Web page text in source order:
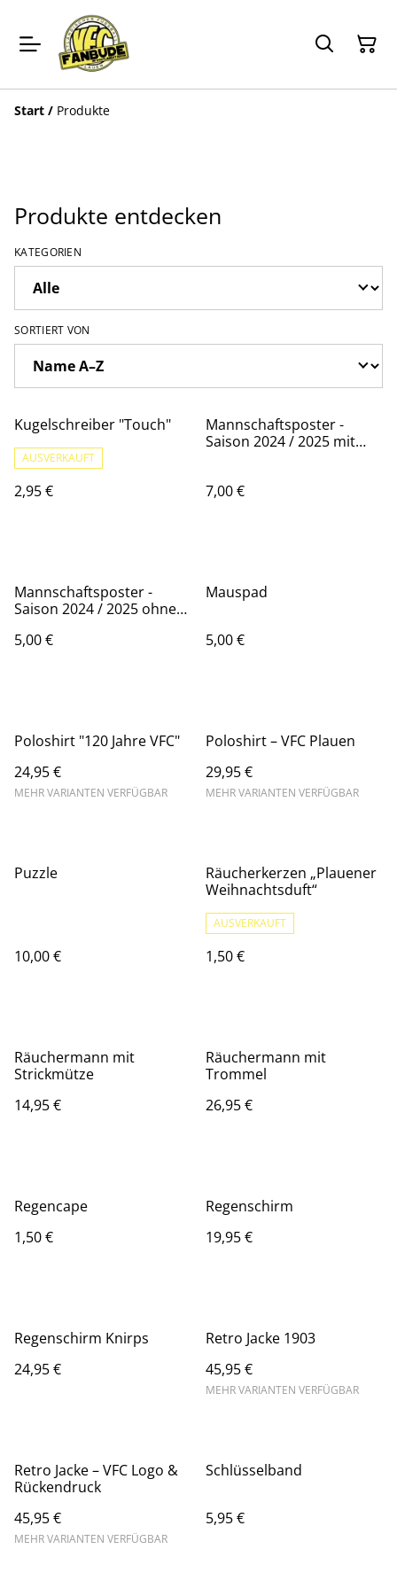
Start / Produkte
Produkte entdecken
KATEGORIEN
SORTIERT VON
Kugelschreiber "Touch"
AUSVERKAUFT
2,95 €
Mannschaftsposter -
Saison 2024 / 2025 mit
7,00 €
Mannschaftsposter -
Saison 2024 / 2025 ohne
5,00 €
Mauspad
5,00 €
Poloshirt "120 Jahre VFC"
24,95 €
MEHR VARIANTEN VERFÜGBAR
Poloshirt – VFC Plauen
29,95 €
MEHR VARIANTEN VERFÜGBAR
Puzzle
10,00 €
Räucherkerzen „Plauener
Weihnachtsduft“
AUSVERKAUFT
1,50 €
Räuchermann mit
Strickmütze
14,95 €
Räuchermann mit
Trommel
26,95 €
Regencape
1,50 €
Regenschirm
19,95 €
Regenschirm Knirps
24,95 €
Retro Jacke 1903
45,95 €
MEHR VARIANTEN VERFÜGBAR
Retro Jacke – VFC Logo &
Rückendruck
45,95 €
MEHR VARIANTEN VERFÜGBAR
Schlüsselband
5,95 €